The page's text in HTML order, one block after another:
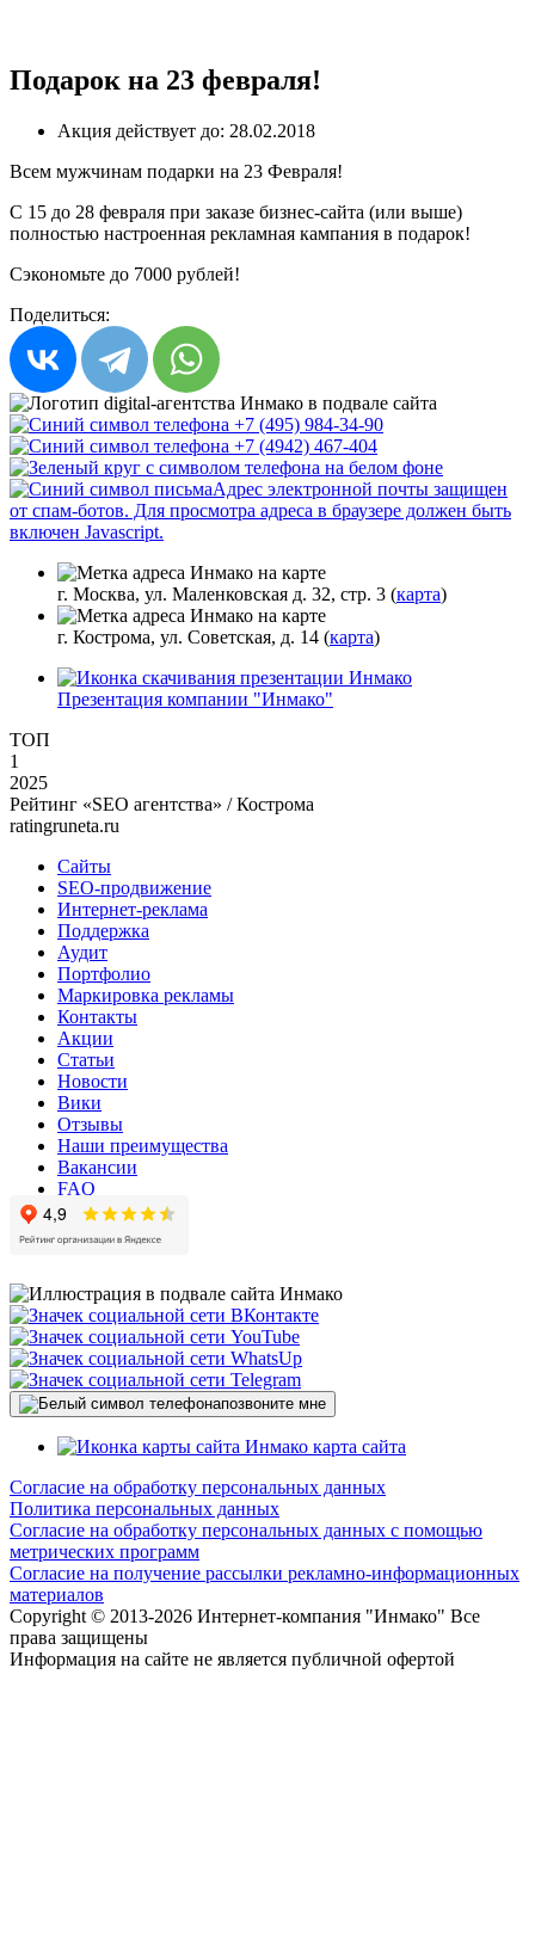
Подарок на 23 февраля!
Акция действует до: 28.02.2018
Всем мужчинам подарки на 23 Февраля!
С 15 до 28 февраля при заказе бизнес-сайта (или выше)
полностью настроенная рекламная кампания в подарок!
Сэкономьте до 7000 рублей!
Поделиться:
+7 (495) 984-34-90
+7 (4942) 467-404
Адрес электронной почты защищен
от спам-ботов. Для просмотра адреса в браузере должен быть
включен Javascript.
г. Москва, ул. Маленковская д. 32, стр. 3 (карта)
г. Кострома, ул. Советская, д. 14 (карта)
Презентация компании "Инмако"
ТОП
1
2025
Рейтинг «SEO агентства» / Кострома
ratingruneta.ru
Сайты
SEO-продвижение
Интернет-реклама
Поддержка
Аудит
Портфолио
Маркировка рекламы
Контакты
Акции
Статьи
Новости
Вики
Отзывы
Наши преимущества
Вакансии
FAQ
позвоните мне
карта сайта
Согласие на обработку персональных данных
Политика персональных данных
Согласие на обработку персональных данных с помощью
метрических программ
Согласие на получение рассылки рекламно-информационных
материалов
Copyright © 2013-2026 Интернет-компания "Инмако" Все
права защищены
Информация на сайте не является публичной офертой